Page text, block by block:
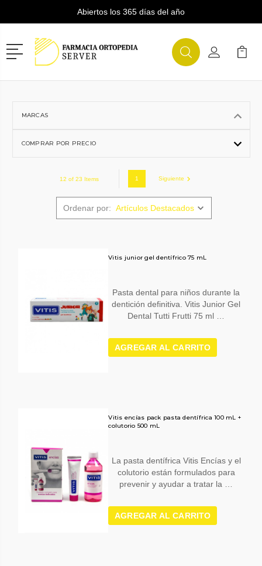
Abiertos los 365 días del año
Menú
BuscarMi Cuenta
Mi
MARCAS
COMPRAR POR PRECIO
12 of 23 Items 1 Siguiente
Ordenar por:
Vitis junior gel dentífrico 75 mL
Pasta dental para niños durante la
dentición definitiva. Vitis Junior Gel
Dental Tutti Frutti 75 ml …
AGREGAR AL CARRITO
Vitis encías pack pasta dentífrica 100 mL +
colutorio 500 mL
La pasta dentífrica Vitis Encías y el
colutorio están formulados para
prevenir y ayudar a tratar la …
AGREGAR AL CARRITO